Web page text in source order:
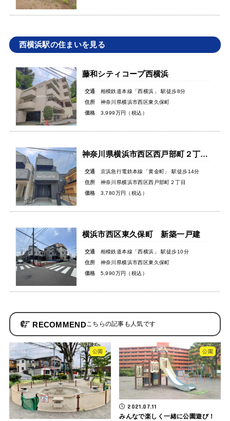
西横浜駅の住まいを見る
藤和シティコープ西横浜
交通
相模鉄道本線「西横浜」 駅徒歩8分
住所
神奈川県横浜市西区東久保町
価格
3,999万円（税込）
神奈川県横浜市西区西戸部町２丁目新築戸建
交通
京浜急行電鉄本線「黄金町」 駅徒歩14分
住所
神奈川県横浜市西区西戸部町２丁目
価格
3,780万円（税込）
横浜市西区東久保町 新築一戸建
交通
相模鉄道本線「西横浜」 駅徒歩10分
住所
神奈川県横浜市西区東久保町
価格
5,990万円（税込）
RECOMMEND
公園 公園
2021.07.11
みんなで楽しく一緒に公園遊び！